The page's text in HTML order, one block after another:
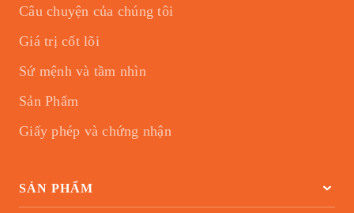
Câu chuyện của chúng tôi
Giá trị cốt lõi
Sứ mệnh và tầm nhìn
Sản Phẩm
Giấy phép và chứng nhận
SẢN PHẨM